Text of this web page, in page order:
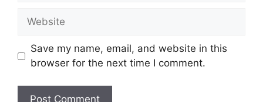
Website
Save my name, email, and website in this
browser for the next time I comment.